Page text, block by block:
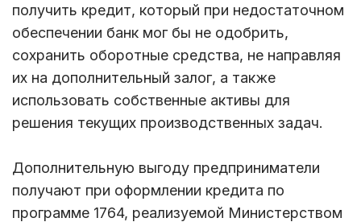
получить кредит, который при недостаточном
обеспечении банк мог бы не одобрить,
сохранить оборотные средства, не направляя
их на дополнительный залог, а также
использовать собственные активы для
решения текущих производственных задач.
Дополнительную выгоду предприниматели
получают при оформлении кредита по
программе 1764, реализуемой Министерством